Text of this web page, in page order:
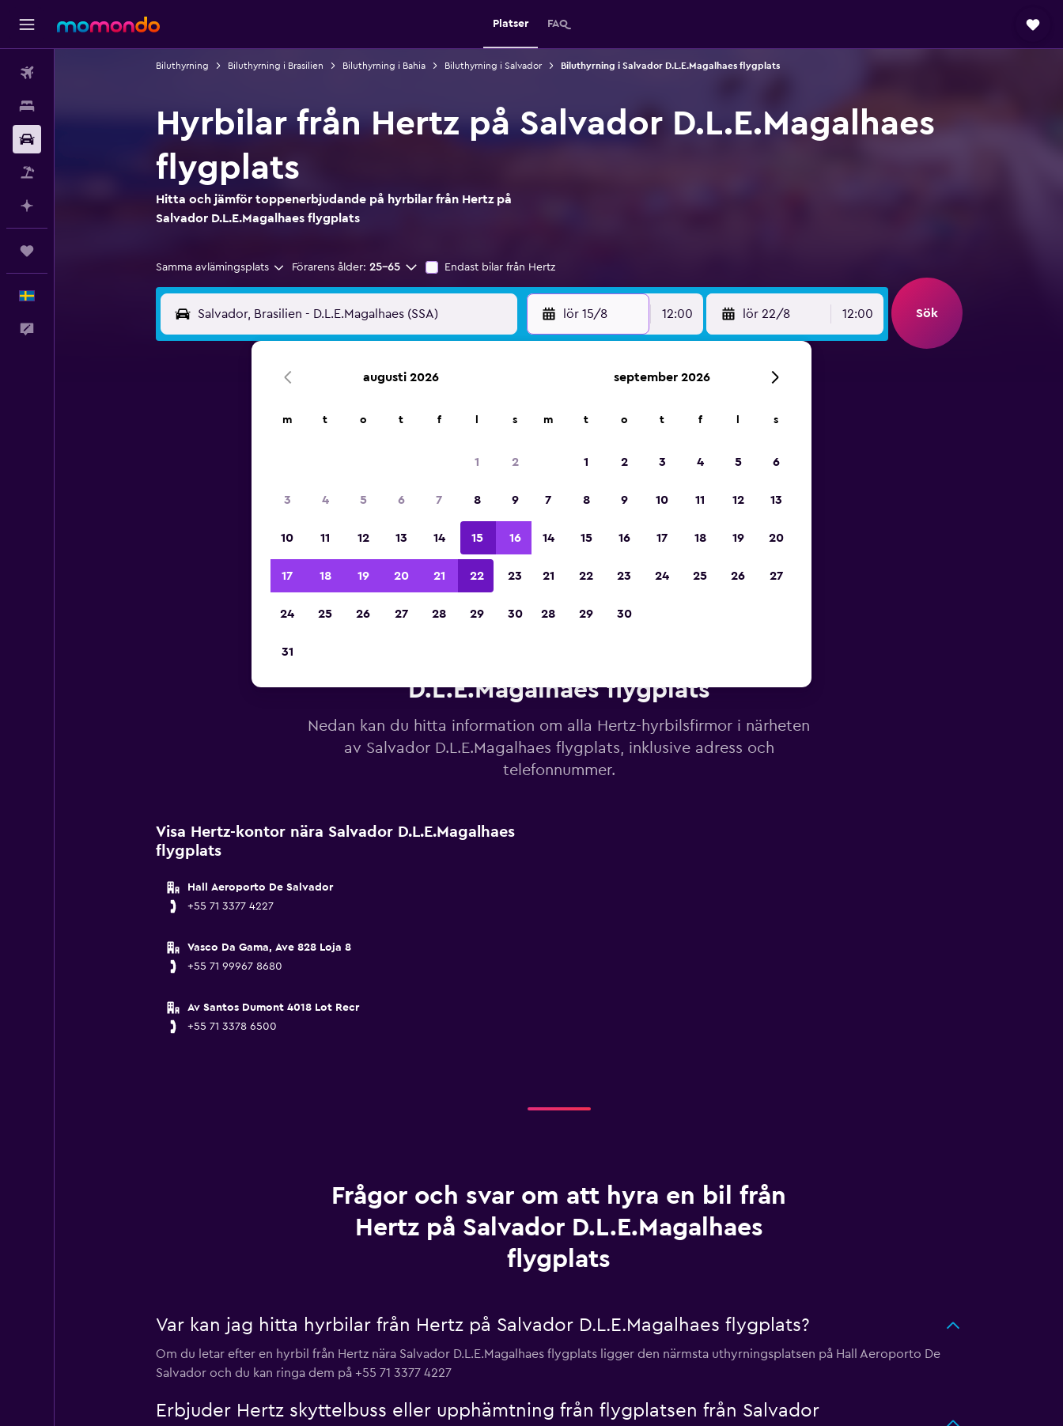
Platser FAQ
Biluthyrning Biluthyrning i Brasilien Biluthyrning i Bahia Biluthyrning i Salvador Biluthyrning i Salvador D.L.E.Magalhaes flygplats
Hyrbilar från Hertz på Salvador D.L.E.Magalhaes
flygplats
Hitta och jämför toppenerbjudande på hyrbilar från Hertz på
Salvador D.L.E.Magalhaes flygplats
Samma avlämingsplats Förarens ålder: 25-65 Endast bilar från Hertz
lör 15/8 12:00 lör 22/8 12:00 Sök
2023
D.L.E.Magalhaes flygplats
Nedan kan du hitta information om alla Hertz-hyrbilsfirmor i närheten
av Salvador D.L.E.Magalhaes flygplats, inklusive adress och
telefonnummer.
Visa Hertz-kontor nära Salvador D.L.E.Magalhaes
flygplats
Hall Aeroporto De Salvador
+55 71 3377 4227
Vasco Da Gama, Ave 828 Loja 8
+55 71 99967 8680
Av Santos Dumont 4018 Lot Recr
+55 71 3378 6500
Frågor och svar om att hyra en bil från
Hertz på Salvador D.L.E.Magalhaes
flygplats
Var kan jag hitta hyrbilar från Hertz på Salvador D.L.E.Magalhaes flygplats?
Om du letar efter en hyrbil från Hertz nära Salvador D.L.E.Magalhaes flygplats ligger den närmsta uthyrningsplatsen på Hall Aeroporto De
Salvador och du kan ringa dem på +55 71 3377 4227
Erbjuder Hertz skyttelbuss eller upphämtning från flygplatsen från Salvador
augusti 2026
m t o t f s
1 2
3 4 5 6 7 8 9
10 11 12 13 14 15 16
17 18 19 20 21 22 23
24 25 26 27 28 29 30
31
september 2026
m t o t f s
1 2 3 4 5 6
7 8 9 10 11 12 13
14 15 16 17 18 19 20
21 22 23 24 25 26 27
28 29 30